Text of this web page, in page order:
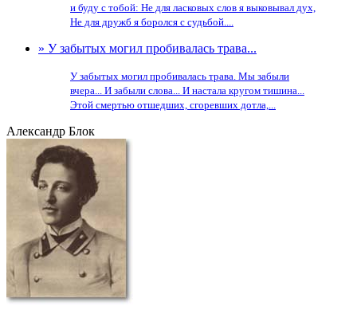
и буду с тобой: Не для ласковых слов я выковывал дух,
Не для дружб я боролся с судьбой....
» У забытых могил пробивалась трава...
У забытых могил пробивалась трава. Мы забыли
вчера... И забыли слова... И настала кругом тишина...
Этой смертью отшедших, сгоревших дотла,...
Александр Блок